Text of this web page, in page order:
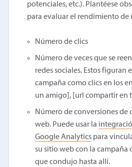
potenciales, etc.). Plantéese
para evaluar el rendimiento de
Número de clics
Número de veces que se
redes sociales. Estos figuran
campaña como clics en los
un amigo], [url compartir en
Número de conversiones de
web. Puede usar la
Google Analytics para
su sitio web con la campaña
que condujo hasta allí.